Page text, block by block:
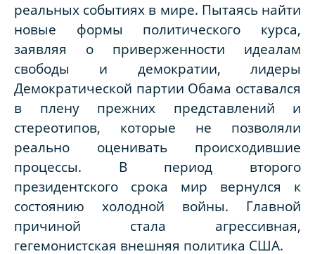
реальных событиях в мире. Пытаясь найти
новые формы политического курса,
заявляя о приверженности идеалам
свободы и демократии, лидеры
Демократической партии Обама оставался
в плену прежних представлений и
стереотипов, которые не позволяли
реально оценивать происходившие
процессы. В период второго
президентского срока мир вернулся к
состоянию холодной войны. Главной
причиной стала агрессивная,
гегемонистская внешняя политика США.